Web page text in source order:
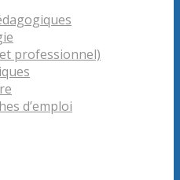
professionnel)
d’emploi